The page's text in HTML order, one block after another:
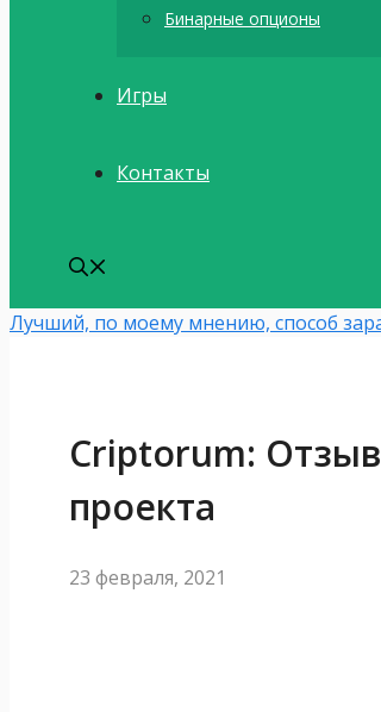
Бинарные опционы
Игры
Контакты
Лучший, по моему мнению, способ
Criptorum:
проекта
23 февраля, 2021